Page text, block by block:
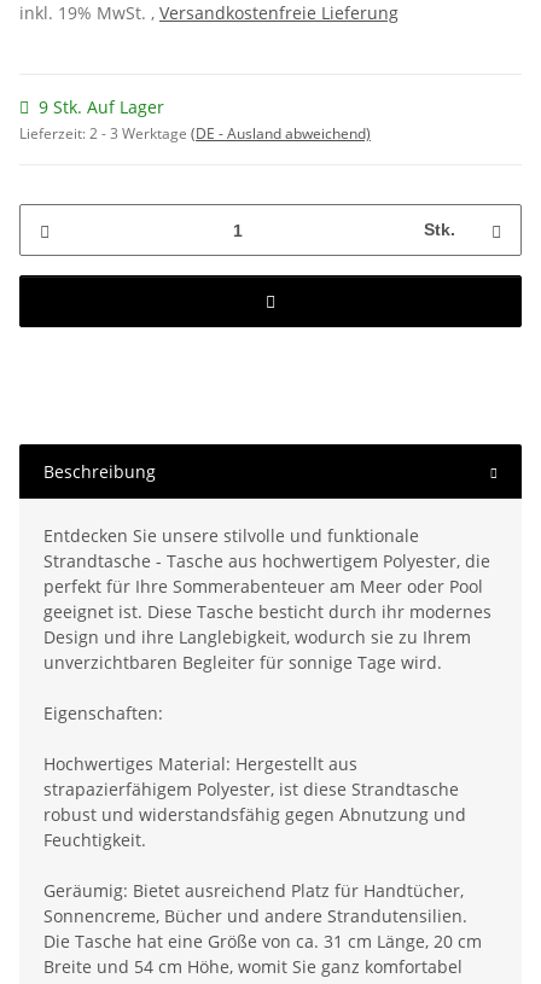
inkl. 19% MwSt. , Versandkostenfreie Lieferung
9 Stk. Auf Lager
Lieferzeit:2 - 3 Werktage (DE - Ausland abweichend)
Stk.
Beschreibung
Entdecken Sie unsere stilvolle und funktionale
Strandtasche - Tasche aus hochwertigem Polyester, die
perfekt für Ihre Sommerabenteuer am Meer oder Pool
geeignet ist. Diese Tasche besticht durch ihr modernes
Design und ihre Langlebigkeit, wodurch sie zu Ihrem
unverzichtbaren Begleiter für sonnige Tage wird.
Eigenschaften:
Hochwertiges Material: Hergestellt aus
strapazierfähigem Polyester, ist diese Strandtasche
robust und widerstandsfähig gegen Abnutzung und
Feuchtigkeit.
Geräumig: Bietet ausreichend Platz für Handtücher,
Sonnencreme, Bücher und andere Strandutensilien.
Die Tasche hat eine Größe von ca. 31 cm Länge, 20 cm
Breite und 54 cm Höhe, womit Sie ganz komfortabel